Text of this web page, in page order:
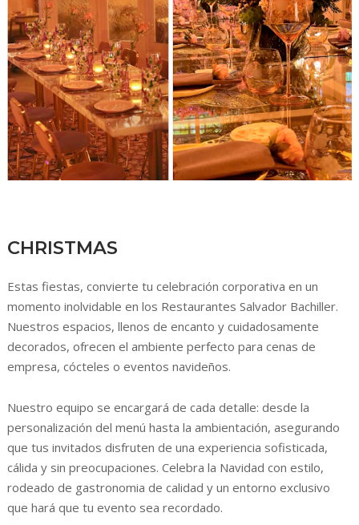
CHRISTMAS
Estas fiestas, convierte tu celebración corporativa en un
momento inolvidable en los Restaurantes Salvador Bachiller.
Nuestros espacios, llenos de encanto y cuidadosamente
decorados, ofrecen el ambiente perfecto para cenas de
empresa, cócteles o eventos navideños.
Nuestro equipo se encargará de cada detalle: desde la
personalización del menú hasta la ambientación, asegurando
que tus invitados disfruten de una experiencia sofisticada,
cálida y sin preocupaciones. Celebra la Navidad con estilo,
rodeado de gastronomia de calidad y un entorno exclusivo
que hará que tu evento sea recordado.